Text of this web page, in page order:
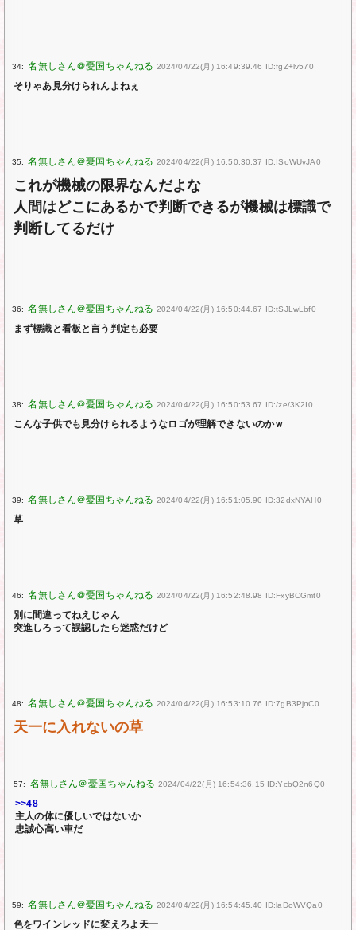
34: 2024/04/22(月) 16:49:39.46 ID:fgZ+lv570
そりゃあ見分けられんよねぇ
35: 2024/04/22(月) 16:50:30.37 ID:ISoWUvJA0
これが機械の限界なんだよな
人間はどこにあるかで判断できるが機械は標識で
判断してるだけ
36: 2024/04/22(月) 16:50:44.67 ID:tSJLwLbf0
まず標識と看板と言う判定も必要
38: 2024/04/22(月) 16:50:53.67 ID:/ze/3K2I0
こんな子供でも見分けられるようなロゴが理解できないのかｗ
39: 2024/04/22(月) 16:51:05.90 ID:32dxNYAH0
草
46: 2024/04/22(月) 16:52:48.98 ID:FxyBCGmt0
別に間違ってねえじゃん
突進しろって誤認したら迷惑だけど
48: 2024/04/22(月) 16:53:10.76 ID:7gB3PjnC0
天一に入れないの草
57: 2024/04/22(月) 16:54:36.15 ID:YcbQ2n6Q0
>>48
主人の体に優しいではないか
忠誠心高い車だ
59: 2024/04/22(月) 16:54:45.40 ID:laDoWVQa0
色をワインレッドに変えろよ天一